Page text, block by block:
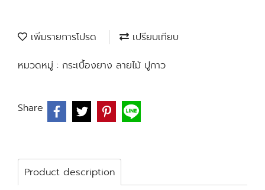
เพิ่มรายการโปรด
เปรียบเทียบ
หมวดหมู่ : กระเบื้องยาง ลายไม้ ปูกาว
Share
Product description